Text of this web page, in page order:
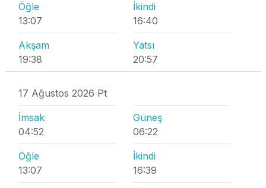
Öğle
13:07
İkindi
16:40
Akşam
19:38
Yatsı
20:57
17 Ağustos 2026 Pt
İmsak
04:52
Güneş
06:22
Öğle
13:07
İkindi
16:39